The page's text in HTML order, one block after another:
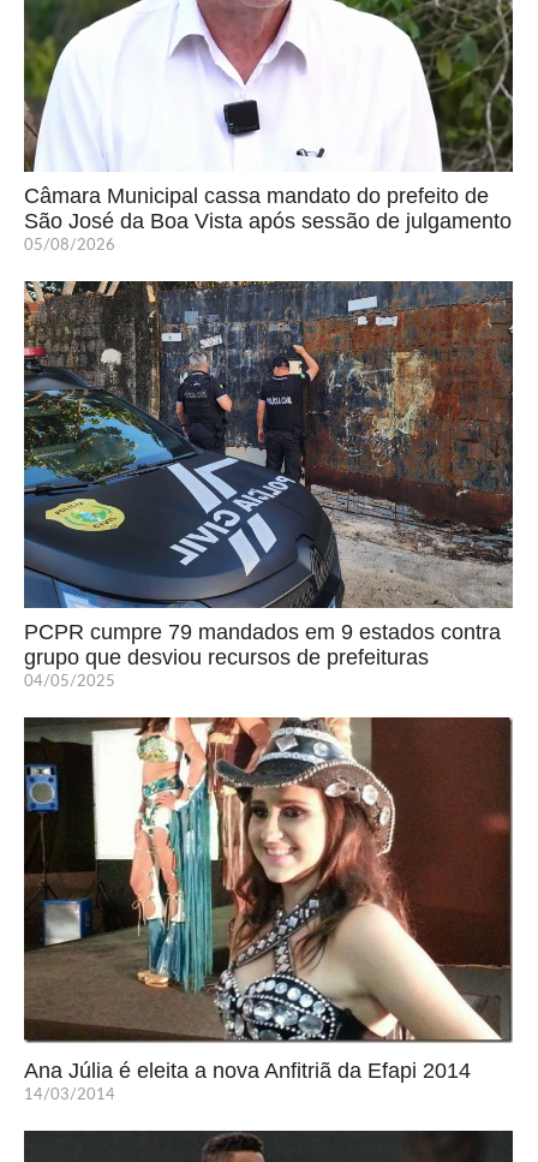
Câmara Municipal cassa mandato do prefeito de
São José da Boa Vista após sessão de julgamento
05/08/2026
PCPR cumpre 79 mandados em 9 estados contra
grupo que desviou recursos de prefeituras
04/05/2025
Ana Júlia é eleita a nova Anfitriã da Efapi 2014
14/03/2014